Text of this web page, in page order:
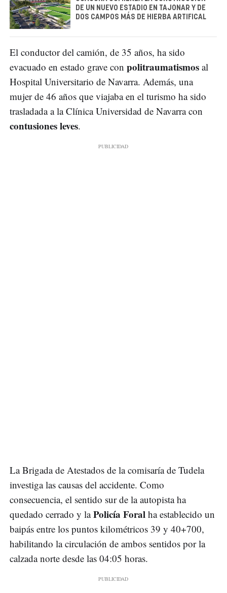
DE UN NUEVO ESTADIO EN TAJONAR Y DE
DOS CAMPOS MÁS DE HIERBA ARTIFICAL
El conductor del camión, de 35 años, ha sido
evacuado en estado grave con politraumatismos al
Hospital Universitario de Navarra. Además, una
mujer de 46 años que viajaba en el turismo ha sido
trasladada a la Clínica Universidad de Navarra con
contusiones leves.
La Brigada de Atestados de la comisaría de Tudela
investiga las causas del accidente. Como
consecuencia, el sentido sur de la autopista ha
quedado cerrado y laPolicía Foral ha establecido un
baipás entre los puntos kilométricos 39 y 40+700,
habilitando la circulación de ambos sentidos por la
calzada norte desde las 04:05 horas.